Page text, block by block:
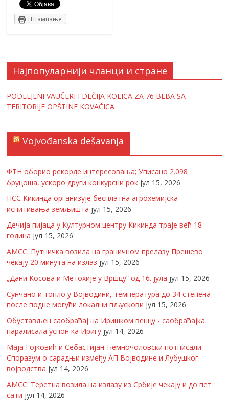
Штампање
Најпопуларнији чланци и стране
PODELJENI VAUČERI I DEČIJA KOLICA ZA 76 BEBA SA
TERITORIJE OPŠTINE KOVAČICA
Vojvođanska dešavanja
ФТН оборио рекорде интересовања; Уписано 2.098
бруцоша, ускоро други конкурсни рок јул 15, 2026
ПСС Кикинда организује бесплатна агрохемијска
испитивања земљишта јул 15, 2026
Дечија пијаца у Културном центру Кикинда траје већ 18
година јул 15, 2026
АМСС: Путничка возила на граничном прелазу Прешево
чекају 20 минута на излаз јул 15, 2026
„Дани Косова и Метохије у Вршцу“ од 16. јула јул 15, 2026
Сунчано и топло у Војводини, температура до 34 степена -
после подне могући локални пљускови јул 15, 2026
Обустављен саобраћај на Иришком венцу - саобраћајка
паралисала успон ка Иригу јул 14, 2026
Маја Гојковић и Себастијан Ћемночоловски потписали
Споразум о сарадњи између АП Војводине и Лубушког
војводства јул 14, 2026
АМСС: Теретна возила на излазу из Србије чекају и до пет
сати јул 14, 2026